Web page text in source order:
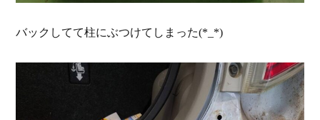
バックしてて柱にぶつけてしまった(*_*)